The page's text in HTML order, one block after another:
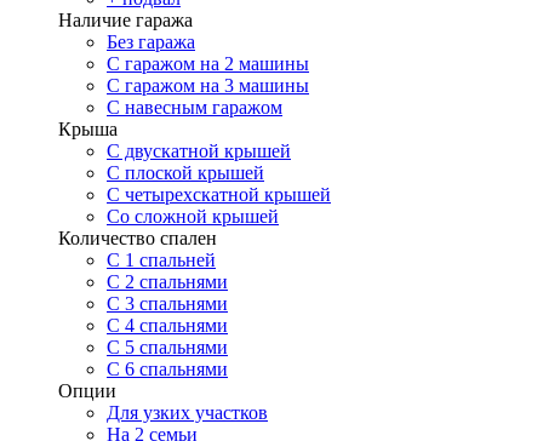
Наличие гаража
Без гаража
С гаражом на 2 машины
С гаражом на 3 машины
С навесным гаражом
Крыша
С двускатной крышей
С плоской крышей
С четырехскатной крышей
Со сложной крышей
Количество спален
С 1 спальней
С 2 спальнями
С 3 спальнями
С 4 спальнями
С 5 спальнями
С 6 спальнями
Опции
Для узких участков
На 2 семьи